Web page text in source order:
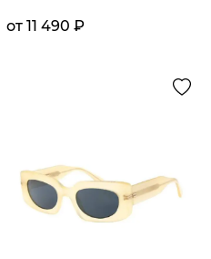
от 11 490 ₽